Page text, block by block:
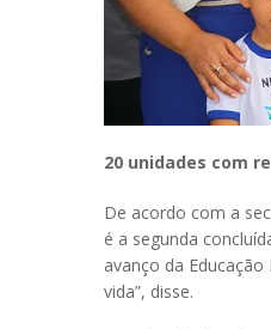
20 unidades com
De acordo com a
é a segunda
avanço da
vida”, disse.